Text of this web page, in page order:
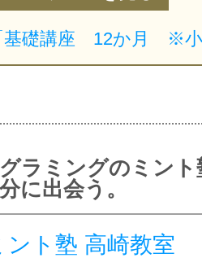
ラミングのミント
に出会う。
ント塾 高崎教室